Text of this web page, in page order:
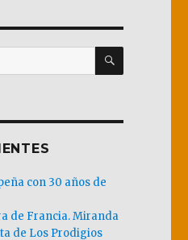
BUSCAR
con 30 años de
de Francia. Miranda
de Los Prodigios